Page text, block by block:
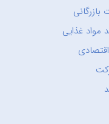
بازرگانی
مواد غذایی